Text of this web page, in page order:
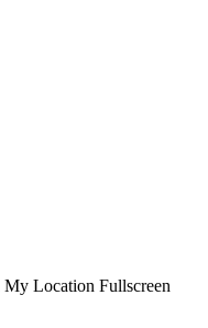
My Location Fullscreen